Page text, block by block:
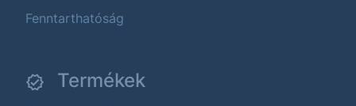
Fenntarthatóság
Termékek